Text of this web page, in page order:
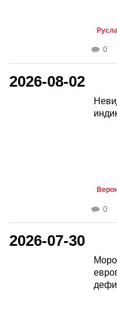
0
2026-08-02
0
2026-07-30